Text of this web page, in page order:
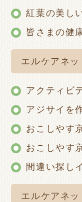
紅葉の美し
皆さまの健
エルケアネッ
アクティビ
アジサイを
おこしやす
おこしやす
間違い探し
エルケアネッ